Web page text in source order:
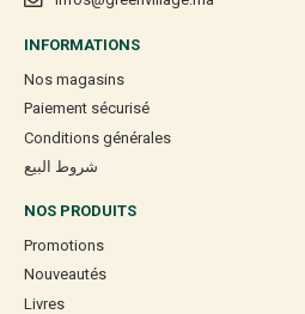
INFORMATIONS
Nos magasins
Paiement sécurisé
Conditions générales
شروط البيع
NOS PRODUITS
Promotions
Nouveautés
Livres